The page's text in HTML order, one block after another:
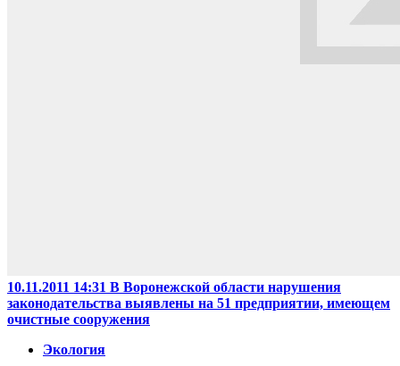
10.11.2011 14:31 В Воронежской области нарушения
законодательства выявлены на 51 предприятии, имеющем
очистные сооружения
Экология